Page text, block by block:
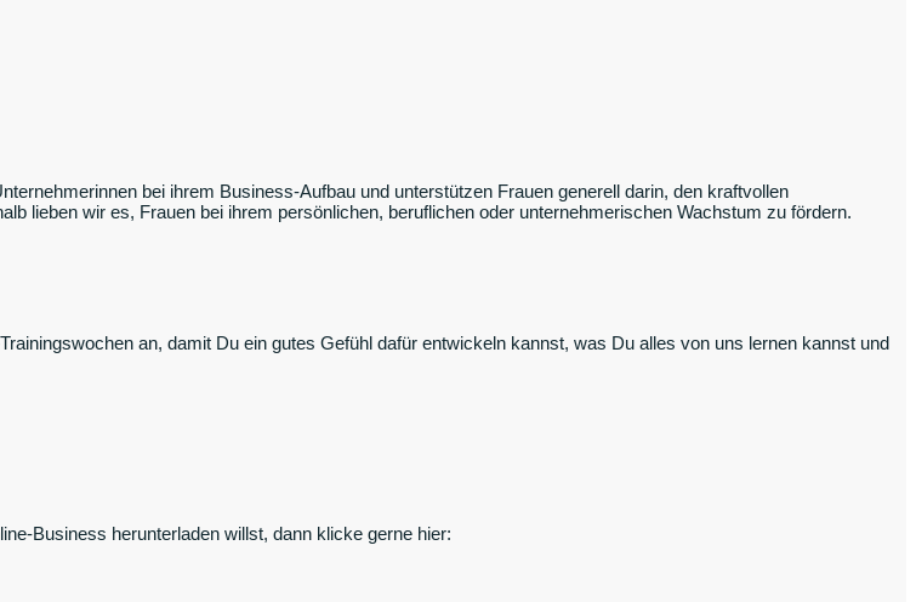
bei ihrem Business-Aufbau und unterstützen Frauen generell darin, den kraftvollen
lieben wir es, Frauen bei ihrem persönlichen, beruflichen oder unternehmerischen Wachstum zu fördern.
an, damit Du ein gutes Gefühl dafür entwickeln kannst, was Du alles von uns lernen kannst und
Business herunterladen willst, dann klicke gerne hier: